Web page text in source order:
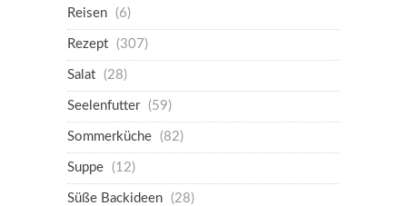
Reisen (6)
Rezept (307)
Salat (28)
Seelenfutter (59)
Sommerküche (82)
Suppe (12)
Süße Backideen (28)